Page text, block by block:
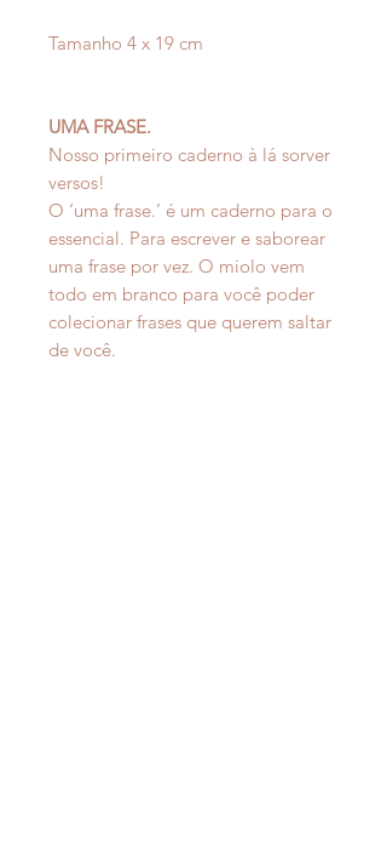
Tamanho 4 x 19 cm
UMA FRASE.
Nosso primeiro caderno à lá sorver
versos!
O ‘uma frase.’ é um caderno para o
essencial. Para escrever e saborear
uma frase por vez. O miolo vem
todo em branco para você poder
colecionar frases que querem saltar
de você.